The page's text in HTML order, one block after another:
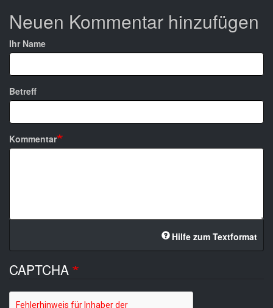
Neuen Kommentar hinzufügen
Ihr Name
Betreff
Kommentar
Hilfe zum Textformat
CAPTCHA